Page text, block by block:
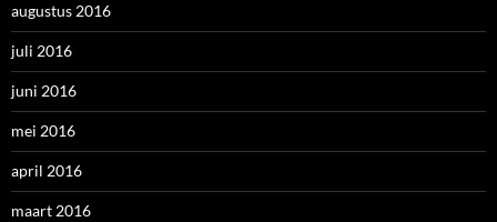
augustus 2016
juli 2016
juni 2016
mei 2016
april 2016
maart 2016